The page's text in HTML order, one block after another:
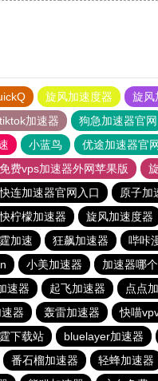
旋风加速度器
旋风
tiktok加速器
狗急加速器官网
小蓝鸟 优途加速器官
免费vps加速器外网苹果版
快连加速器官网入口
原子加
快柠檬加速器 旋风加速度器
加速 狂飙加速器 哔咔
小美加速器
加速器哪
速器
起飞加速器
点点
器
轰雷加速器
快喵
下载站 bluelayer加速器
番石榴加速器
轻蜂加速器